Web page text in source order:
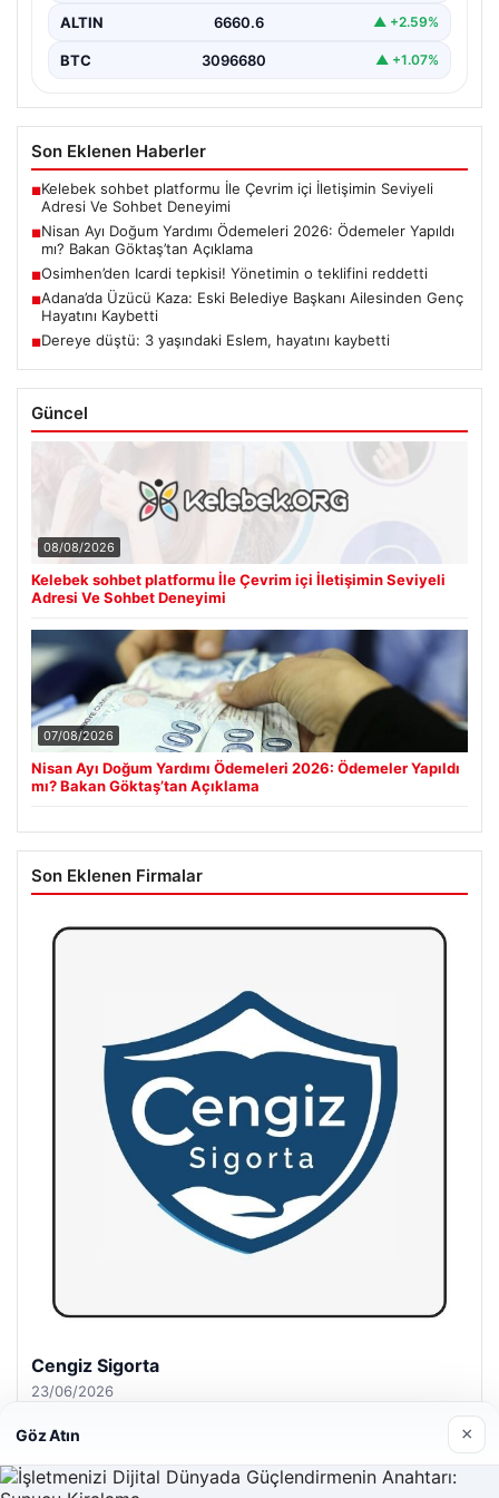
ALTIN 6660.6 ▲ +2.59%
BTC 3096680 ▲ +1.07%
Son Eklenen Haberler
■Kelebek sohbet platformu İle Çevrim içi İletişimin Seviyeli
Adresi Ve Sohbet Deneyimi
■Nisan Ayı Doğum Yardımı Ödemeleri 2026: Ödemeler Yapıldı
mı? Bakan Göktaş’tan Açıklama
■Osimhen’den Icardi tepkisi! Yönetimin o teklifini reddetti
■Adana’da Üzücü Kaza: Eski Belediye Başkanı Ailesinden Genç
Hayatını Kaybetti
■Dereye düştü: 3 yaşındaki Eslem, hayatını kaybetti
Güncel
08/08/2026
Kelebek sohbet platformu İle Çevrim içi İletişimin Seviyeli
Adresi Ve Sohbet Deneyimi
07/08/2026
Nisan Ayı Doğum Yardımı Ödemeleri 2026: Ödemeler Yapıldı
mı? Bakan Göktaş’tan Açıklama
Son Eklenen Firmalar
Hastaş Beton
26/05/2026
Göz Atın ×